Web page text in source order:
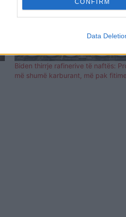
CONFIRM
Data
Biden thirrje rafinerive të naftës:
më shumë karburant, më pak fitime